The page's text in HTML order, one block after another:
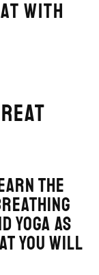
with
the
yoga as
you will